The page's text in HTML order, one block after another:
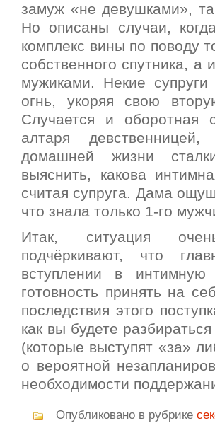
замуж «не девушками»,
Но описаны случаи,
комплекс вины по поводу
собственного спутника,
мужиками. Некие
огнь, укоряя свою
Случается и оборотная
алтаря
домашней жизни
выяснить, какова
считая супруга. Дама
что знала только 1-го
Итак, ситуация
подчёркивают, что
вступлении в
готовность принять на
последствия этого
как вы будете
(которые выступят «за»
о вероятной
необходимости
Опубликовано в рубрике